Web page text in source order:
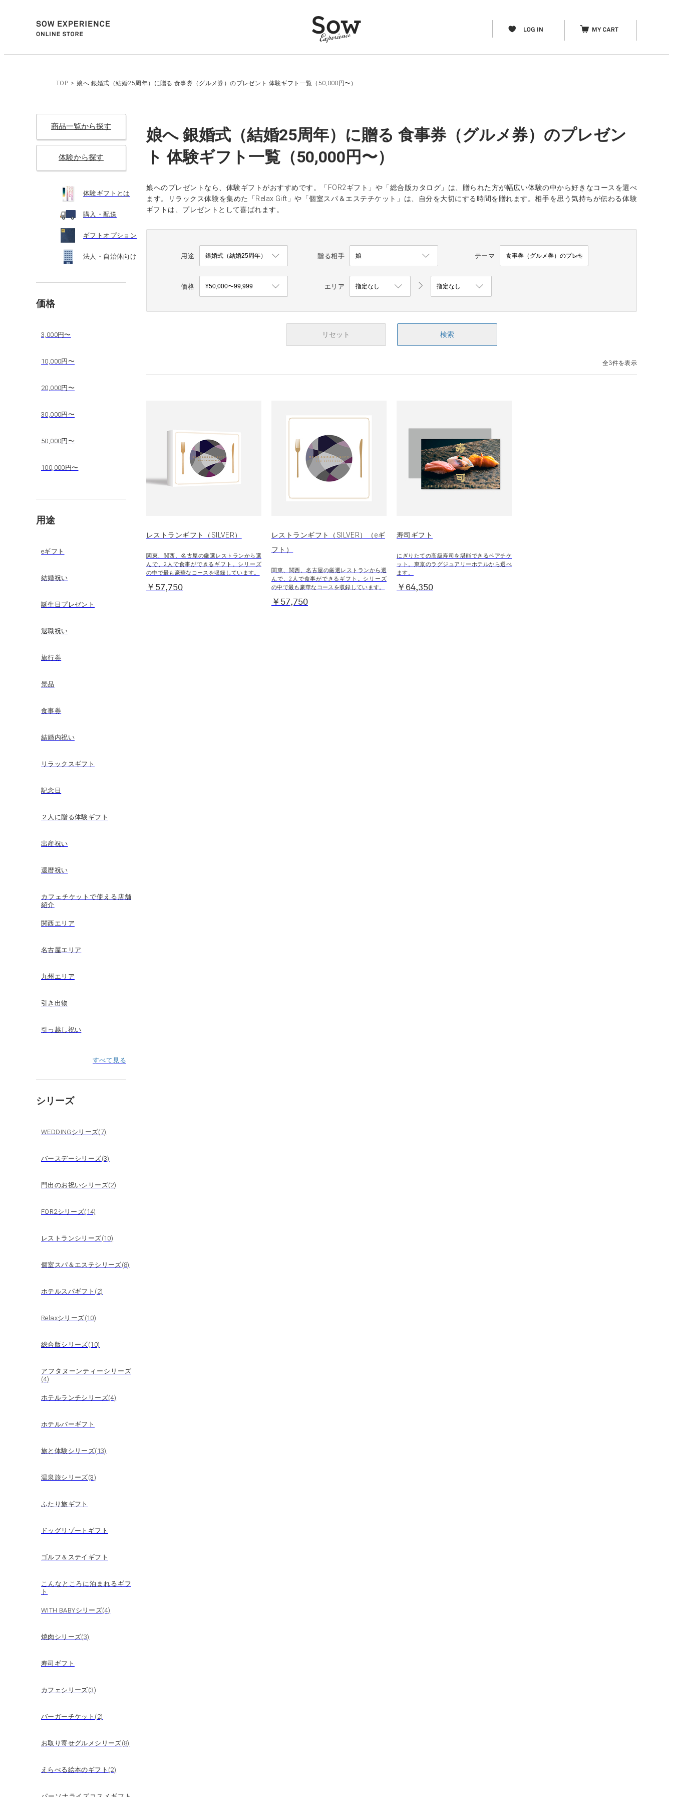
TOP > 娘へ 銀婚式（結婚25周年）に贈る 食事券（グルメ券）のプレゼント 体験ギフト一覧（50,000円〜）
商品一覧から探す
体験から探す
体験ギフトとは
購入・配送
ギフトオプション
法人・自治体向け
価格
3,000円〜
10,000円〜
20,000円〜
30,000円〜
50,000円〜
100,000円〜
用途
eギフト
結婚祝い
誕生日プレゼント
退職祝い
旅行券
景品
食事券
結婚内祝い
リラックスギフト
記念日
２人に贈る体験ギフト
出産祝い
還暦祝い
カフェチケットで使える店舗
紹介
関西エリア
名古屋エリア
九州エリア
引き出物
引っ越し祝い
すべて見る
シリーズ
WEDDINGシリーズ(7)
バースデーシリーズ(3)
門出のお祝いシリーズ(2)
FOR2シリーズ(14)
レストランシリーズ(10)
個室スパ＆エステシリーズ(8)
ホテルスパギフト(2)
Relaxシリーズ(10)
総合版シリーズ(10)
アフタヌーンティーシリーズ
(4)
ホテルランチシリーズ(4)
ホテルバーギフト
旅と体験シリーズ(13)
温泉旅シリーズ(3)
ふたり旅ギフト
ドッグリゾートギフト
ゴルフ＆ステイギフト
こんなところに泊まれるギフ
ト
WITH BABYシリーズ(4)
焼肉シリーズ(3)
寿司ギフト
カフェシリーズ(3)
バーガーチケット(2)
お取り寄せグルメシリーズ(8)
えらべる絵本のギフト(2)
娘へ 銀婚式（結婚25周年）に贈る 食事券（グルメ券）のプレゼン
ト 体験ギフト一覧（50,000円〜）
娘へのプレゼントなら、体験ギフトがおすすめです。「FOR2ギフト」や「総合版カタログ」は、贈られた方が幅広い体験の中から好きなコースを選べ
ます。リラックス体験を集めた「Relax Gift」や「個室スパ＆エステチケット」は、自分を大切にする時間を贈れます。相手を思う気持ちが伝わる体験
ギフトは、プレゼントとして喜ばれます。
用途 贈る相手 テーマ
価格 エリア
リセット 検索
全3件を表示
レストランギフト（SILVER）
関東、関西、名古屋の厳選レストランから選
んで、2人で食事ができるギフト。シリーズ
の中で最も豪華なコースを収録しています。
￥57,750
レストランギフト（SILVER）（eギ
フト）
関東、関西、名古屋の厳選レストランから選
んで、2人で食事ができるギフト。シリーズ
の中で最も豪華なコースを収録しています。
￥57,750
寿司ギフト
にぎりたての高級寿司を堪能できるペアチケ
ット。東京のラグジュアリーホテルから選べ
ます。
￥64,350